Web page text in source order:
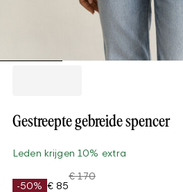
Gestreepte gebreide spencer
Leden krijgen 10% extra
-50% € 85
€ 170